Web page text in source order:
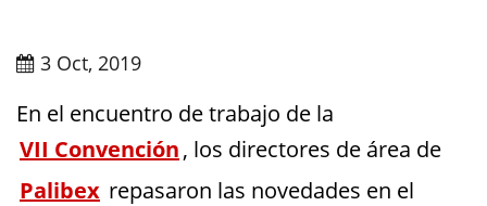
3 Oct, 2019
En el encuentro de trabajo de la
VII Convención, los directores de área de
Palibex repasaron las novedades en el